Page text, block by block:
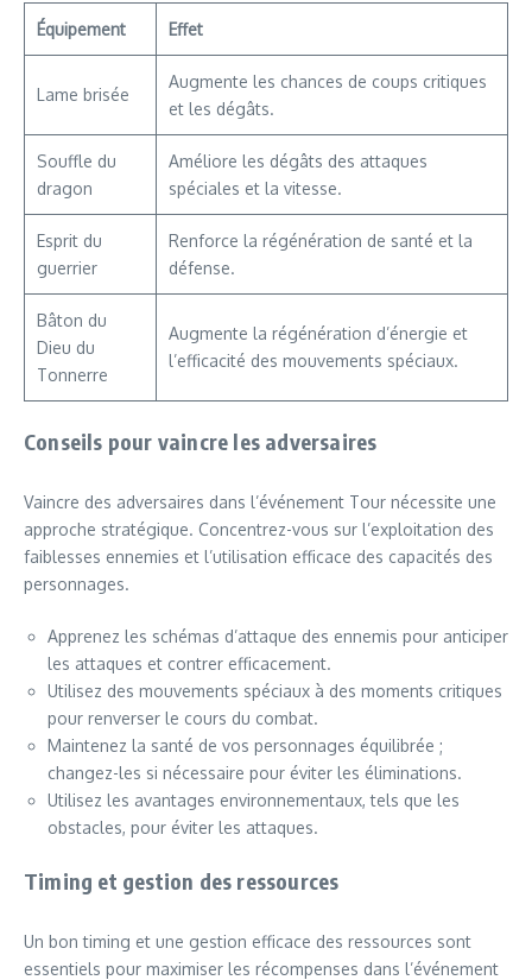
Équipement Effet
Lame brisée
Augmente les chances de coups critiques
et les dégâts.
Souffle du
dragon
Améliore les dégâts des attaques
spéciales et la vitesse.
Esprit du
guerrier
Renforce la régénération de santé et la
défense.
Bâton du
Dieu du
Tonnerre
Augmente la régénération d’énergie et
l’efficacité des mouvements spéciaux.
Conseils pour vaincre les adversaires
Vaincre des adversaires dans l’événement Tour nécessite une
approche stratégique. Concentrez-vous sur l’exploitation des
faiblesses ennemies et l’utilisation efficace des capacités des
personnages.
Apprenez les schémas d’attaque des ennemis pour anticiper
les attaques et contrer efficacement.
Utilisez des mouvements spéciaux à des moments critiques
pour renverser le cours du combat.
Maintenez la santé de vos personnages équilibrée ;
changez-les si nécessaire pour éviter les éliminations.
Utilisez les avantages environnementaux, tels que les
obstacles, pour éviter les attaques.
Timing et gestion des ressources
Un bon timing et une gestion efficace des ressources sont
essentiels pour maximiser les récompenses dans l’événement